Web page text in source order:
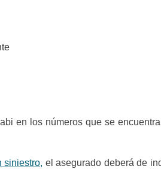
en los números que se
siniestro, el asegurado deberá de